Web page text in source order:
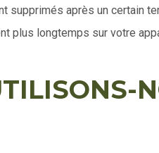
supprimés après un certain
plus longtemps sur votre